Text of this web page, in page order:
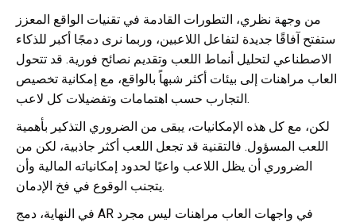
من وجهة نظري، التطورات القادمة في تقنيات الواقع المعزز
ستفتح آفاقًا جديدة لتفاعل اللاعبين، وربما نرى دمجًا أكبر للذكاء
الاصطناعي لتحليل أنماط اللعب وتقديم نصائح فورية. قد تتحول
العاب مراهنات إلى بيئات أكثر شبهاً بالواقع، مع إمكانية تخصيص
التجارب حسب اهتمامات وتفضيلات كل لاعب.
لكن، مع كل هذه الإمكانيات، يبقى من الضروري التذكير بأهمية
اللعب المسؤول. فالتقنية قد تجعل اللعب أكثر جاذبية، لكن من
الضروري أن يظل اللاعب واعيًا لحدود إمكانياته المالية وأن
يتجنب الوقوع في فخ الإدمان.
في النهاية، دمج AR في واجهات العاب مراهنات ليس مجرد